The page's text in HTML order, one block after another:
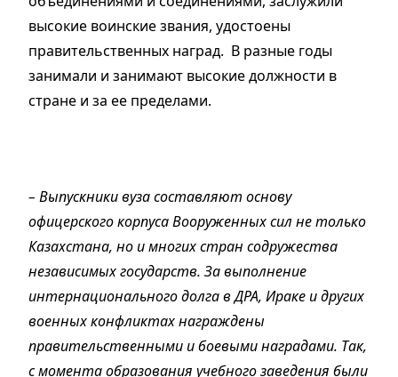
высокие воинские звания, удостоены
правительственных наград. В разные годы
занимали и занимают высокие должности в
стране и за ее пределами.
– Выпускники вуза составляют основу
офицерского корпуса Вооруженных сил не только
Казахстана, но и многих стран содружества
независимых государств. За выполнение
интернационального долга в ДРА, Ираке и других
военных конфликтах награждены
правительственными и боевыми наградами. Так,
с момента образования учебного заведения были